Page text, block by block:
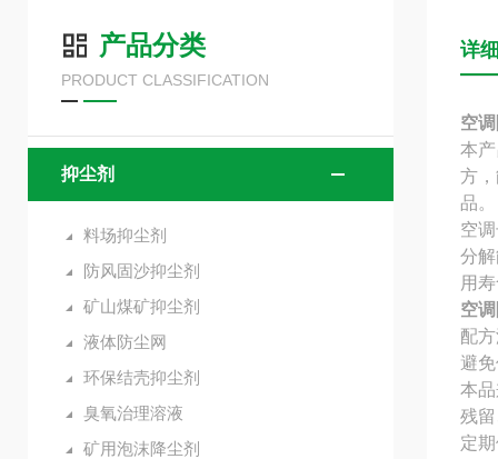
产品分类
PRODUCT CLASSIFICATION
抑尘剂
料场抑尘剂
防风固沙抑尘剂
矿山煤矿抑尘剂
液体防尘网
环保结壳抑尘剂
臭氧治理溶液
矿用泡沫降尘剂
详
空
本
方
品。
空
分
用
空
配
避
本
残
定